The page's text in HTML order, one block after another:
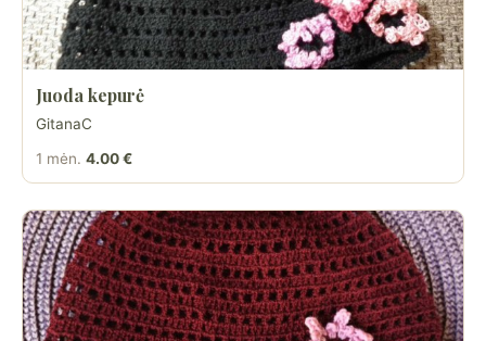
Juoda kepurė
GitanaC
1 mėn. 4.00 €